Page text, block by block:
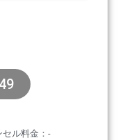
セル料金：-